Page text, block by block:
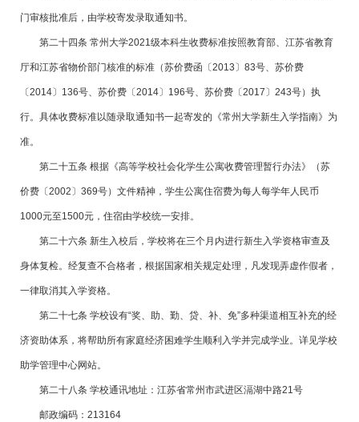
门审核批准后，由学校寄发录取通知书。
第二十四条 常州大学2021级本科生收费标准按照教育部、江苏省教育
厅和江苏省物价部门核准的标准（苏价费函〔2013〕83号、苏价费
〔2014〕136号、苏价费〔2014〕196号、苏价费〔2017〕243号）执
行。具体收费标准以随录取通知书一起寄发的《常州大学新生入学指南》为
准。
第二十五条 根据《高等学校社会化学生公寓收费管理暂行办法》（苏
价费〔2002〕369号）文件精神，学生公寓住宿费为每人每学年人民币
1000元至1500元，住宿由学校统一安排。
第二十六条 新生入校后，学校将在三个月内进行新生入学资格审查及
身体复检。经复查不合格者，根据国家相关规定处理，凡发现弄虚作假者，
一律取消其入学资格。
第二十七条 学校设有“奖、助、勤、贷、补、免”多种渠道相互补充的经
济资助体系，将帮助所有家庭经济困难学生顺利入学并完成学业。详见学校
助学管理中心网站。
第二十八条 学校通讯地址：江苏省常州市武进区滆湖中路21号
邮政编码：213164